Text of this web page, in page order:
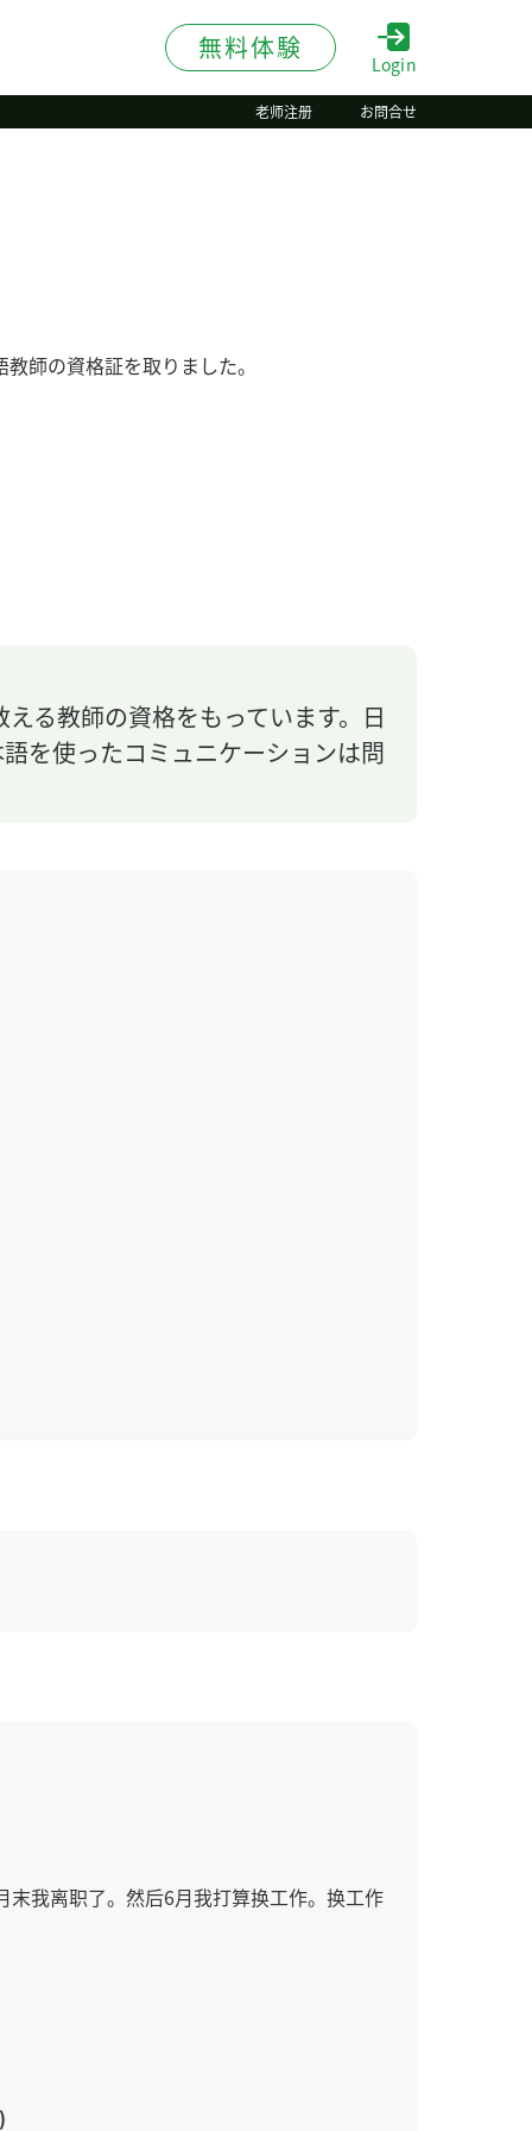
無料体験
Login
老师注册 お問合せ
師の資格証を取りました。
る教師の資格をもっています。日
を使ったコミュニケーションは問
我离职了。然后6月我打算换工作。换工作